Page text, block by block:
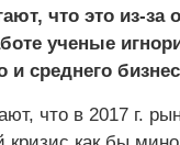
что это из-
ученые
и среднего
что в 2017 г.